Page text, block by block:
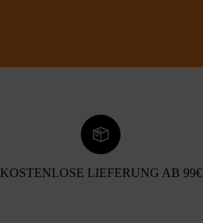
KOSTENLOSE LIEFERUNG AB 99€